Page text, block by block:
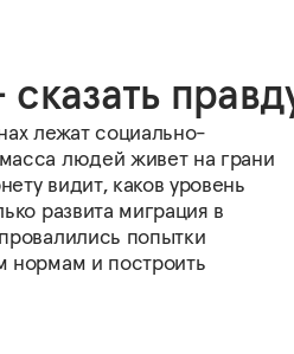
лежат социально-
людей живет на грани
видит, каков уровень
развита миграция в
попытки
нормам и построить